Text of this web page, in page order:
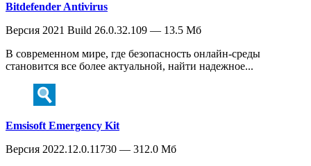
Bitdefender Antivirus
Версия 2021 Build 26.0.32.109 — 13.5 Мб
В современном мире, где безопасность онлайн-среды
становится все более актуальной, найти надежное...
Emsisoft Emergency Kit
Версия 2022.12.0.11730 — 312.0 Мб